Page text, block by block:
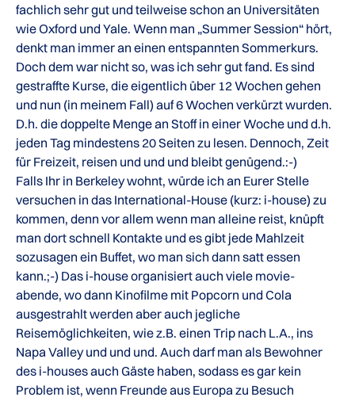
fachlich sehr gut und teilweise schon an Universitäten
wie Oxford und Yale. Wenn man „Summer Session“ hört,
denkt man immer an einen entspannten Sommerkurs.
Doch dem war nicht so, was ich sehr gut fand. Es sind
gestraffte Kurse, die eigentlich über 12 Wochen gehen
und nun (in meinem Fall) auf 6 Wochen verkürzt wurden.
D.h. die doppelte Menge an Stoff in einer Woche und d.h.
jeden Tag mindestens 20 Seiten zu lesen. Dennoch, Zeit
für Freizeit, reisen und und und bleibt genügend.:-)
Falls Ihr in Berkeley wohnt, würde ich an Eurer Stelle
versuchen in das International-House (kurz: i-house) zu
kommen, denn vor allem wenn man alleine reist, knüpft
man dort schnell Kontakte und es gibt jede Mahlzeit
sozusagen ein Buffet, wo man sich dann satt essen
kann.;-) Das i-house organisiert auch viele movie-
abende, wo dann Kinofilme mit Popcorn und Cola
ausgestrahlt werden aber auch jegliche
Reisemöglichkeiten, wie z.B. einen Trip nach L.A., ins
Napa Valley und und und. Auch darf man als Bewohner
des i-houses auch Gäste haben, sodass es gar kein
Problem ist, wenn Freunde aus Europa zu Besuch